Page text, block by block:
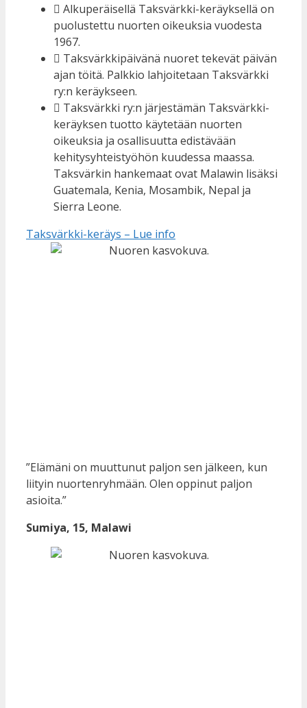
Alkuperäisellä Taksvärkki-keräyksellä on
puolustettu nuorten oikeuksia vuodesta
1967.
Taksvärkkipäivänä nuoret tekevät päivän
ajan töitä. Palkkio lahjoitetaan Taksvärkki
ry:n keräykseen.
Taksvärkki ry:n järjestämän Taksvärkki-
keräyksen tuotto käytetään nuorten
oikeuksia ja osallisuutta edistävään
kehitysyhteistyöhön kuudessa maassa.
Taksvärkin hankemaat ovat Malawin lisäksi
Guatemala, Kenia, Mosambik, Nepal ja
Sierra Leone.
Taksvärkki-keräys – Lue info
”Elämäni on muuttunut paljon sen jälkeen, kun
liityin nuortenryhmään. Olen oppinut paljon
asioita.”
Sumiya, 15, Malawi